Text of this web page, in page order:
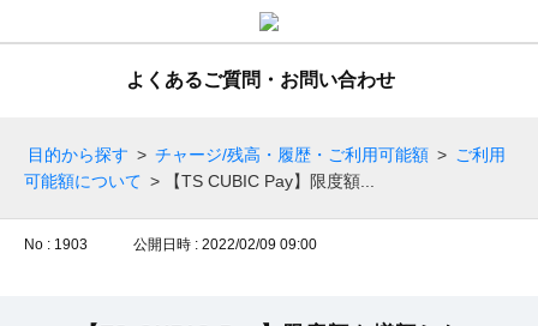
よくあるご質問・お問い合わせ
目的から探す > チャージ/残高・履歴・ご利用可能額 > ご利用
可能額について > 【TS CUBIC Pay】限度額...
No : 1903 公開日時 : 2022/02/09 09:00